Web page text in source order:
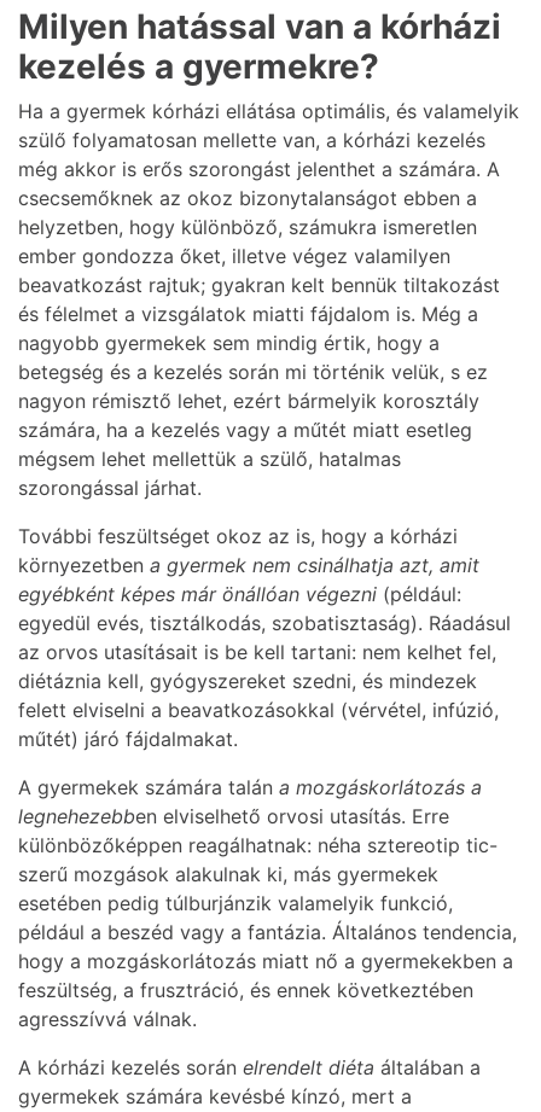
Milyen hatással van a kórházi
kezelés a gyermekre?
Ha a gyermek kórházi ellátása optimális, és valamelyik
szülő folyamatosan mellette van, a kórházi kezelés
még akkor is erős szorongást jelenthet a számára. A
csecsemőknek az okoz bizonytalanságot ebben a
helyzetben, hogy különböző, számukra ismeretlen
ember gondozza őket, illetve végez valamilyen
beavatkozást rajtuk; gyakran kelt bennük tiltakozást
és félelmet a vizsgálatok miatti fájdalom is. Még a
nagyobb gyermekek sem mindig értik, hogy a
betegség és a kezelés során mi történik velük, s ez
nagyon rémisztő lehet, ezért bármelyik korosztály
számára, ha a kezelés vagy a műtét miatt esetleg
mégsem lehet mellettük a szülő, hatalmas
szorongással járhat.
További feszültséget okoz az is, hogy a kórházi
környezetben a gyermek nem csinálhatja azt, amit
egyébként képes már önállóan végezni (például:
egyedül evés, tisztálkodás, szobatisztaság). Ráadásul
az orvos utasításait is be kell tartani: nem kelhet fel,
diétáznia kell, gyógyszereket szedni, és mindezek
felett elviselni a beavatkozásokkal (vérvétel, infúzió,
műtét) járó fájdalmakat.
A gyermekek számára talán a mozgáskorlátozás a
legnehezebben elviselhető orvosi utasítás. Erre
különbözőképpen reagálhatnak: néha sztereotip tic-
szerű mozgások alakulnak ki, más gyermekek
esetében pedig túlburjánzik valamelyik funkció,
például a beszéd vagy a fantázia. Általános tendencia,
hogy a mozgáskorlátozás miatt nő a gyermekekben a
feszültség, a frusztráció, és ennek következtében
agresszívvá válnak.
A kórházi kezelés során elrendelt diéta általában a
gyermekek számára kevésbé kínzó, mert a